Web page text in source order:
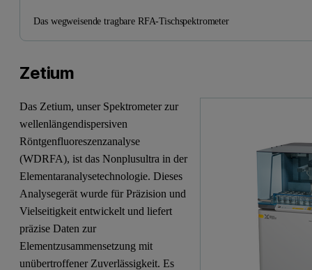
Das wegweisende tragbare RFA-Tischspektrometer
Zetium
Das Zetium, unser Spektrometer zur
wellenlängendispersiven
Röntgenfluoreszenzanalyse
(WDRFA), ist das Nonplusultra in der
Elementaranalysetechnologie. Dieses
Analysegerät wurde für Präzision und
Vielseitigkeit entwickelt und liefert
präzise Daten zur
Elementzusammensetzung mit
unübertroffener Zuverlässigkeit. Es